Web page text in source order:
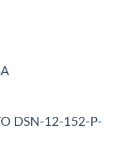
DSN-12-152-P-